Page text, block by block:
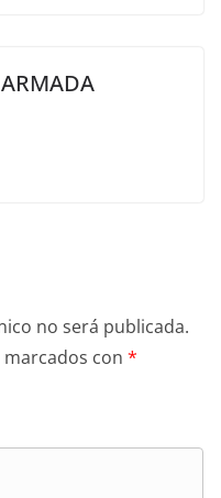
no será publicada.
con *